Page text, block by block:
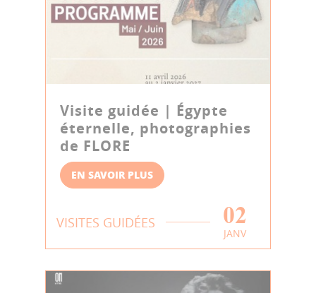
Visite guidée | Égypte
éternelle, photographies
de FLORE
EN SAVOIR PLUS
VISITES GUIDÉES 02
JANV